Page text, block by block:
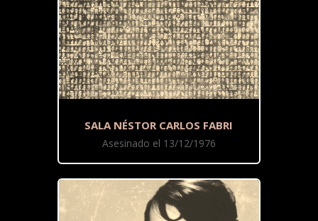
SALA NÉSTOR CARLOS FABRI
Asesinado el 13/12/1976